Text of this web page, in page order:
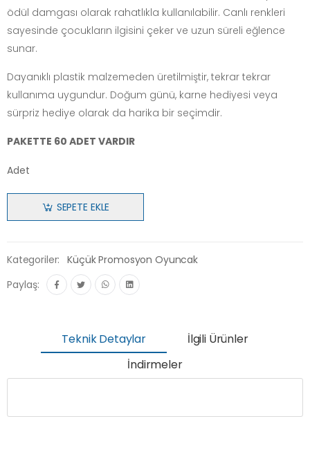
ödül damgası olarak rahatlıkla kullanılabilir. Canlı renkleri
sayesinde çocukların ilgisini çeker ve uzun süreli eğlence
sunar.
Dayanıklı plastik malzemeden üretilmiştir, tekrar tekrar
kullanıma uygundur. Doğum günü, karne hediyesi veya
sürpriz hediye olarak da harika bir seçimdir.
PAKETTE 60 ADET VARDIR
Adet
SEPETE EKLE
Kategoriler:
Küçük Promosyon Oyuncak
Paylaş:
Teknik Detaylar
İlgili Ürünler
İndirmeler